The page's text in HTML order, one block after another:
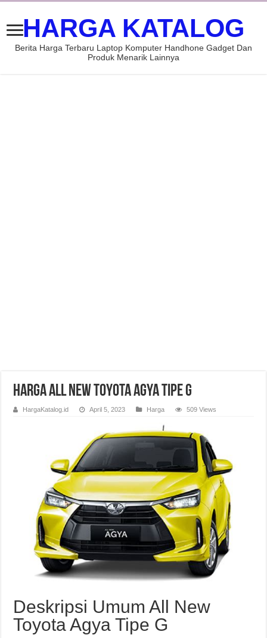
HARGA KATALOG
Berita Harga Terbaru Laptop Komputer Handhone Gadget Dan
Produk Menarik Lainnya
Harga All New Toyota Agya Tipe G
HargaKatalog.id April 5, 2023 Harga 509 Views
Deskripsi Umum All New
Toyota Agya Tipe G